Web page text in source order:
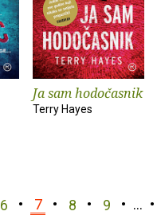
Ja sam hodočasnik
Terry Hayes
6 7 8 9 …